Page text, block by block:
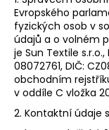
Evropského
fyzických osob v
údajů a o volném
je Sun Textile
08072761, DIČ:
obchodním
v oddíle C vložka
2. Kontaktní údaje
a
j
í
t
?